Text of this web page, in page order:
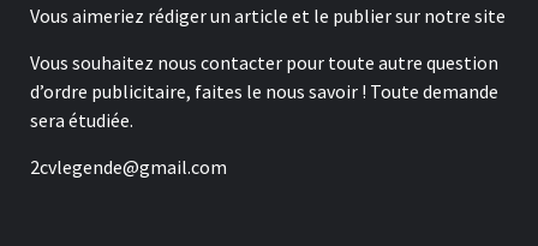
Vous aimeriez rédiger un article et le publier sur notre site
Vous souhaitez nous contacter pour toute autre question
d’ordre publicitaire, faites le nous savoir ! Toute demande
sera étudiée.
2cvlegende@gmail.com